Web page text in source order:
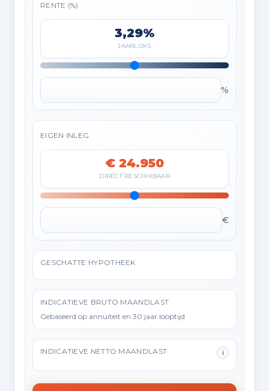
RENTE (%)
3,29%
JAARLIJKS
%
EIGEN INLEG
€ 24.950
DIRECT BESCHIKBAAR
€
GESCHATTE HYPOTHEEK
INDICATIEVE BRUTO MAANDLAST
Gebaseerd op annuïteit en 30 jaar looptijd
INDICATIEVE NETTO MAANDLAST i